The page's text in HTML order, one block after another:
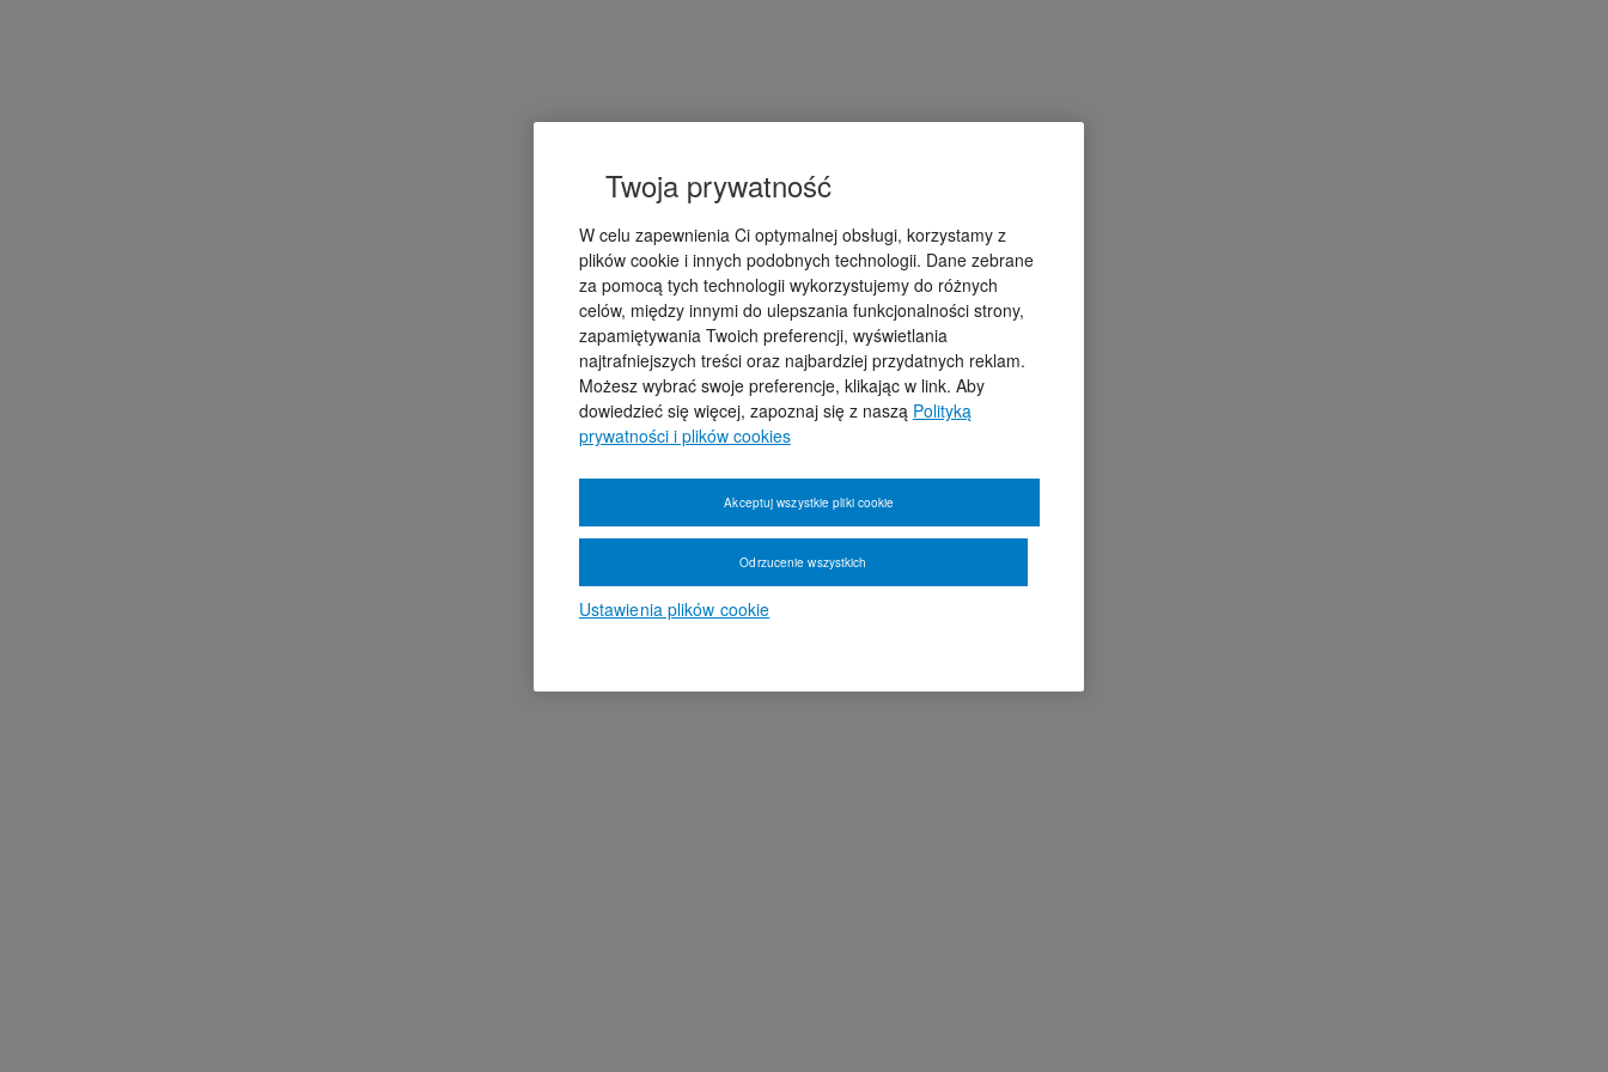
Twoja prywatność
W celu zapewnienia Ci optymalnej obsługi, korzystamy z
plików cookie i innych podobnych technologii. Dane zebrane
za pomocą tych technologii wykorzystujemy do różnych
celów, między innymi do ulepszania funkcjonalności strony,
zapamiętywania Twoich preferencji, wyświetlania
najtrafniejszych treści oraz najbardziej przydatnych reklam.
Możesz wybrać swoje preferencje, klikając w link. Aby
dowiedzieć się więcej, zapoznaj się z naszą Polityką
prywatności i plików cookies
Ustawienia plików cookie
Odrzucenie wszystkich
Akceptuj wszystkie pliki cookie